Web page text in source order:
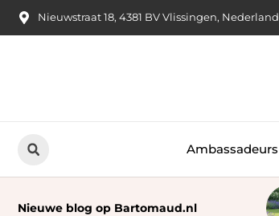
Nieuwstraat 18, 4381 BV Vlissingen, Nederland
Ambassadeurs
Nieuwe blog op Bartomaud.nl